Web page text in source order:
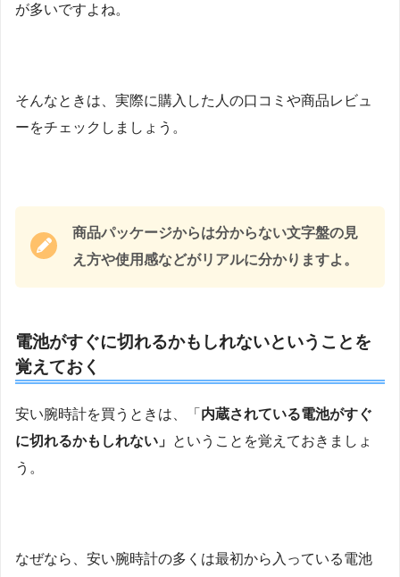
が多いですよね。
そんなときは、実際に購入した人の口コミや商品レビュ
ーをチェックしましょう。
商品パッケージからは分からない文字盤の見
え方や使用感などがリアルに分かりますよ。
電池がすぐに切れるかもしれないということを
覚えておく
安い腕時計を買うときは、「 内蔵されている電池がすぐ
に切れるかもしれない」
ということを覚えておきましょ
う。
なぜなら、安い腕時計の多くは最初から入っている電池